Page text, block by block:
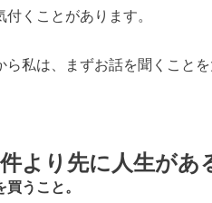
付くことがあります。
ら私は、まずお話を聞くことを
より先に人生があ
買うこと。